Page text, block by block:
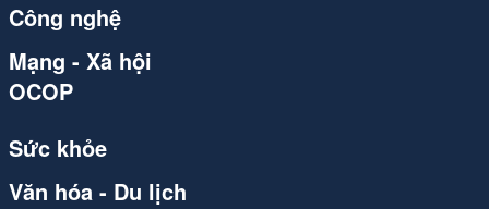
Công nghệ
Mạng - Xã hội
OCOP
Sức khỏe
Văn hóa - Du lịch